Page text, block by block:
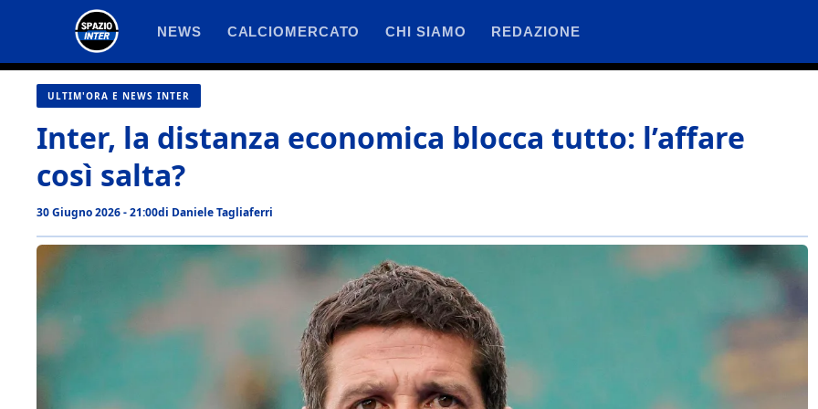
contenuto
NEWS CALCIOMERCATO CHI SIAMO REDAZIONE
ULTIM'ORA E NEWS INTER
Inter, la distanza economica blocca tutto: l’affare
così salta?
30 Giugno 2026 - 21:00di Daniele Tagliaferri